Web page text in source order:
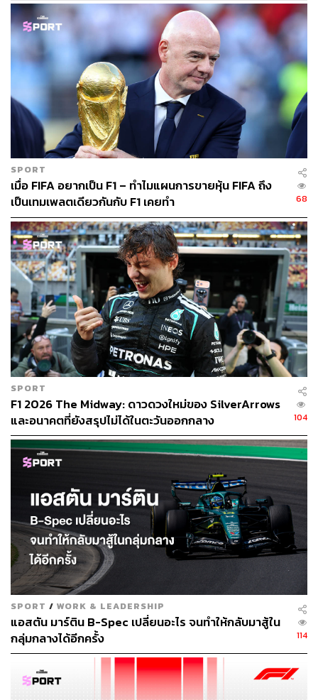
SPORT
เมื่อ FIFA อยากเป็น F1 – ทำไมแผนการขายหุ้น FIFA ถึง
เป็นเทมเพลตเดียวกันกับ F1 เคยทำ
68
SPORT
F1 2026 The Midway: ดาวดวงใหม่ของ SilverArrows
และอนาคตที่ยังสรุปไม่ได้ในตะวันออกกลาง
104
SPORT / WORK & LEADERSHIP
แอสตัน มาร์ติน B-Spec เปลี่ยนอะไร จนทำให้กลับมาสู้ใน
กลุ่มกลางได้อีกครั้ง
114